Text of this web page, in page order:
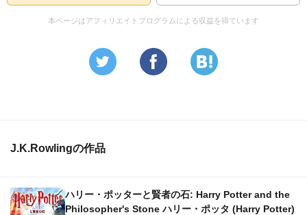
本ページはアフィリエイトプログラムによる収益を得ています
J.K.Rowlingの作品
ハリー・ポッターと賢者の石: Harry Potter and the
Philosopher's Stone ハリー・ポッタ (Harry Potter)